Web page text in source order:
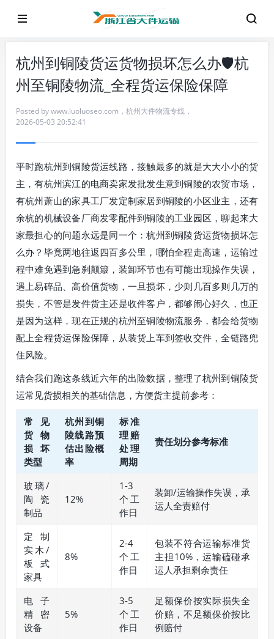
杭州到铜陵货运货物损坏怎么办🛡️杭
州至铜陵物流_全程货运保险保障
Posted bywww.luoluoseo.com ， 杭州大件物流专线 ，
2026-05-03 20:52:41
平时跑杭州到铜陵货运线路，接触最多的就是大大小小的货
主，有杭州滨江的电商卖家发批发生意到铜陵的农贸市场，
有杭州萧山的家具工厂发定制家居到铜陵的小区业主，还有
余杭的机械设备厂商发零配件到铜陵的工业园区，聊起来大
家最担心的问题永远是同一个：杭州到铜陵货运货物损坏怎
么办？毕竟两地往返四百多公里，哪怕全程走高速，运输过
程中难免遇到急刹颠簸，装卸环节也有可能出现操作失误，
遇上易碎品、高价值货物，一旦损坏，少则几百多则几万的
损失，不管是发件货主还是收件客户，都够闹心好久，也正
是因为这样，现在正规的杭州至铜陵物流服务，都会给货物
配上全程货运保险保障，从装货上车到签收交件，全链路兜
住风险。
结合我们跑这条线近六年的出险数据，整理了杭州到铜陵货
运常见货损相关的基础信息，方便货主提前参考：
常见
货物
损坏
类型
杭州到铜
陵线路预
估出险概
率
标准
理赔
处理
周期
责任划分参考标准
玻璃/
陶瓷
制品
12%
1-3
个工
作日
装卸/运输操作失误，承
运人全责赔付
定制
实木/
板式
家具
8%
2-4
个工
作日
包装不符合运输标准货
主担10%，运输磕碰承
运人承担剩余责任
电子
精密
设备
5%
3-5
个工
作日
足额保价按实际损失全
价赔，不足额保价按比
例赔付